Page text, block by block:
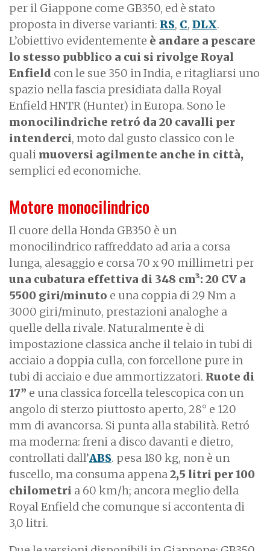
per il Giappone come GB350, ed è stato
proposta in diverse varianti: RS, C, DLX.
L’obiettivo evidentemente è andare a pescare
lo stesso pubblico a cui si rivolge Royal
Enfield con le sue 350 in India, e ritagliarsi uno
spazio nella fascia presidiata dalla Royal
Enfield HNTR (Hunter) in Europa. Sono le
monocilindriche retró da 20 cavalli per
intenderci, moto dal gusto classico con le
quali muoversi agilmente anche in città,
semplici ed economiche.
Motore monocilindrico
Il cuore della Honda GB350 è un
monocilindrico raffreddato ad aria a corsa
lunga, alesaggio e corsa 70 x 90 millimetri per
una cubatura effettiva di 348 cm³: 20 CV a
5500 giri/minuto e una coppia di 29 Nm a
3000 giri/minuto, prestazioni analoghe a
quelle della rivale. Naturalmente è di
impostazione classica anche il telaio in tubi di
acciaio a doppia culla, con forcellone pure in
tubi di acciaio e due ammortizzatori. Ruote di
17” e una classica forcella telescopica con un
angolo di sterzo piuttosto aperto, 28° e 120
mm di avancorsa. Si punta alla stabilità. Retró
ma moderna: freni a disco davanti e dietro,
controllati dall’ABS. pesa 180 kg, non è un
fuscello, ma consuma appena2,5 litri per 100
chilometri a 60 km/h; ancora meglio della
Royal Enfield che comunque si accontenta di
3,0 litri.